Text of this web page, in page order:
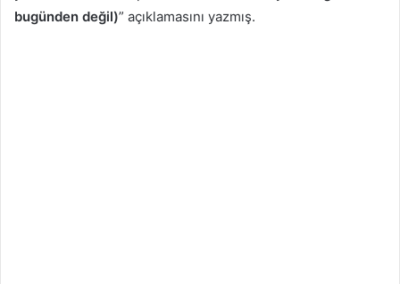
bugünden değil)” açıklamasını yazmış.